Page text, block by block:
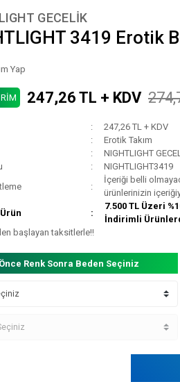
GECELİK
3419 Erotik
Yap
247,26 TL + KDV
247,26 TL + KDV
Erotik Takım
NIGHTLIGHT
NIGHTLIGHT3419
İçeriği belli
ürünlerinizin
7.500 TL Üzeri
İndirimli
başlayan taksitlerle!!
Önce Renk Sonra Beden Seçiniz